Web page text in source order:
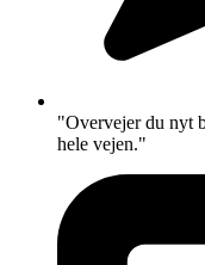
"Overvejer du nyt
hele vejen."